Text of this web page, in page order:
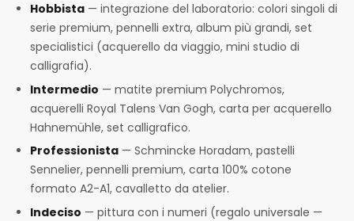
Hobbista — integrazione del laboratorio: colori singoli di
serie premium, pennelli extra, album più grandi, set
specialistici (acquerello da viaggio, mini studio di
calligrafia).
Intermedio — matite premium Polychromos,
acquerelli Royal Talens Van Gogh, carta per acquerello
Hahnemühle, set calligrafico.
Professionista — Schmincke Horadam, pastelli
Sennelier, pennelli premium, carta 100% cotone
formato A2-A1, cavalletto da atelier.
Indeciso — pittura con i numeri (regalo universale —